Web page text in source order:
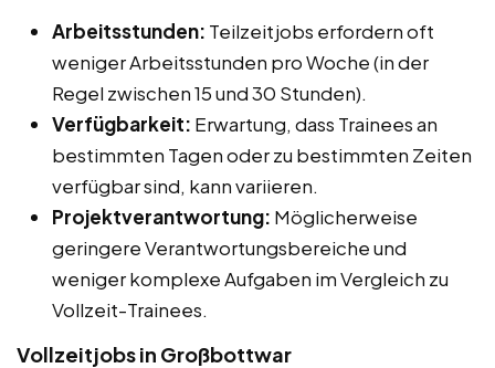
Arbeitsstunden: Teilzeitjobs erfordern oft
weniger Arbeitsstunden pro Woche (in der
Regel zwischen 15 und 30 Stunden).
Verfügbarkeit: Erwartung, dass Trainees an
bestimmten Tagen oder zu bestimmten Zeiten
verfügbar sind, kann variieren.
Projektverantwortung: Möglicherweise
geringere Verantwortungsbereiche und
weniger komplexe Aufgaben im Vergleich zu
Vollzeit-Trainees.
Vollzeitjobs in Großbottwar